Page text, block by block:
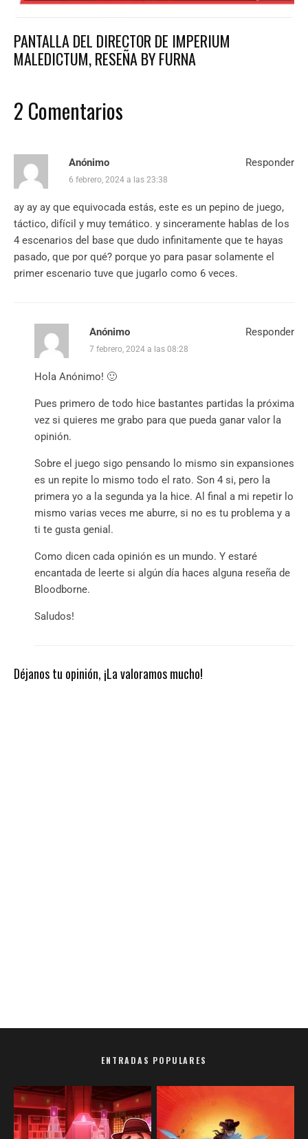
PANTALLA DEL DIRECTOR DE IMPERIUM
MALEDICTUM, RESEÑA BY FURNA
2 Comentarios
Anónimo
6 febrero, 2024 a las 23:38
ay ay ay que equivocada estás, este es un pepino de juego,
táctico, difícil y muy temático. y sinceramente hablas de los
4 escenarios del base que dudo infinitamente que te hayas
pasado, que por qué? porque yo para pasar solamente el
primer escenario tuve que jugarlo como 6 veces.
Responder
Anónimo
7 febrero, 2024 a las 08:28
Hola Anónimo! 🙂
Pues primero de todo hice bastantes partidas la próxima
vez si quieres me grabo para que pueda ganar valor la
opinión.
Sobre el juego sigo pensando lo mismo sin expansiones
es un repite lo mismo todo el rato. Son 4 si, pero la
primera yo a la segunda ya la hice. Al final a mi repetir lo
mismo varias veces me aburre, si no es tu problema y a
ti te gusta genial.
Como dicen cada opinión es un mundo. Y estaré
encantada de leerte si algún día haces alguna reseña de
Bloodborne.
Saludos!
Responder
Déjanos tu opinión, ¡La valoramos mucho!
ENTRADAS POPULARES